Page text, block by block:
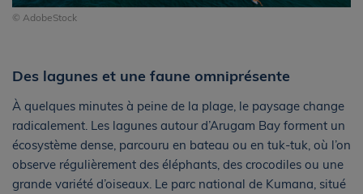
© AdobeStock
Des lagunes et une faune omniprésente
À quelques minutes à peine de la plage, le paysage change
radicalement. Les lagunes autour d’Arugam Bay forment un
écosystème dense, parcouru en bateau ou en tuk-tuk, où l’on
observe régulièrement des éléphants, des crocodiles ou une
grande variété d’oiseaux. Le parc national de Kumana, situé